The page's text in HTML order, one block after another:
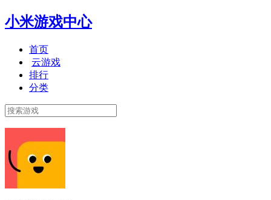
小米游戏中心
首页
云游戏
排行
分类